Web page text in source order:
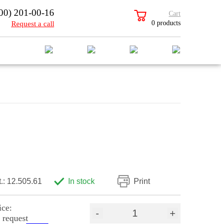
201-00-16
Request a call
Cart
0 products
12.505.61 In stock Print
request
- +